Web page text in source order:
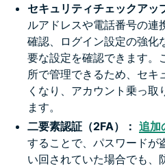
セキュリティチェックアッ
ルアドレスや電話番号の連
確認、ログイン設定の強化
要な設定を確認できます。
所で管理できるため、セキ
くなり、アカウント乗っ取
ます。
二要素認証（2FA）： 追加
することで、パスワードが
い回されていた場合でも、